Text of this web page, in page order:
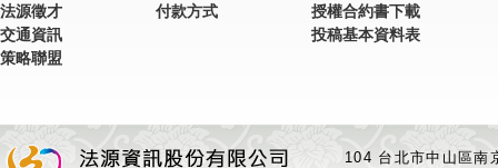
法源徵才
交通資訊
策略聯盟
付款方式
授權合約書下載
投稿基本資料表
104 台北市中山區